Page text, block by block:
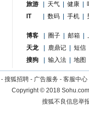
旅游
天气 健康
IT
数码 手机
博客 圈子 邮箱
天龙
鹿鼎记
短信
搜狗
输入法 地图
- 搜狐招聘 - 广告服务 - 客服中心
Copyright©2018
搜狐不良信息举